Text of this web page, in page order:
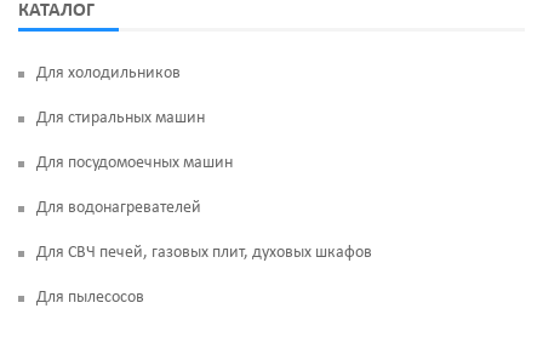
КАТАЛОГ
Для холодильников
Для стиральных машин
Для посудомоечных машин
Для водонагревателей
Для СВЧ печей, газовых плит, духовых шкафов
Для пылесосов